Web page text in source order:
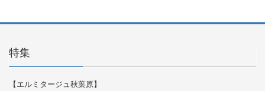
特集
【エルミタージュ秋葉原】